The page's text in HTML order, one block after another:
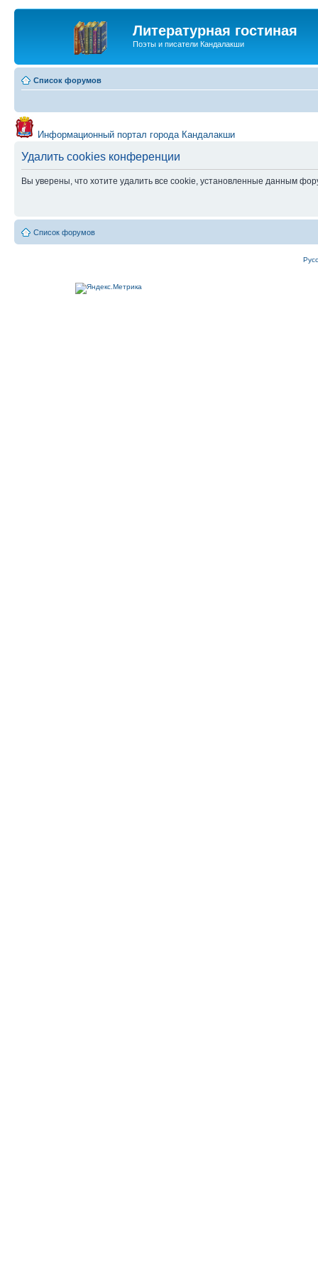
Литературная гостиная
Поэты и писатели Кандалакши
Список форумов
Информационный портал города Кандалакши
Удалить cookies конференции
Вы уверены, что хотите удалить все cookie, установленные данным
Список форумов